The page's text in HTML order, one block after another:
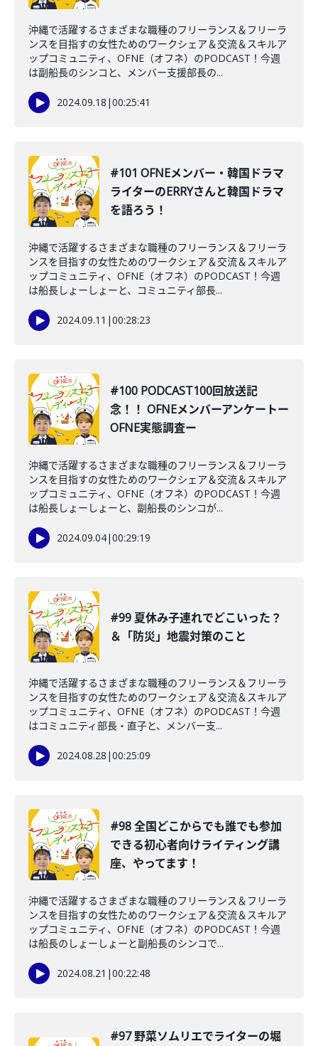
沖縄で活躍するさまざまな職種のフリーランス＆フリーラ
ンスを目指すの女性ためのワークシェア＆交流＆スキルア
ップコミュニティ、OFNE（オフネ）のPODCAST！今週
は副船長のシンコと、メンバー支援部長の...
2024.09.18 |00:25:41
#101 OFNEメンバー・韓国ドラマ
ライターのERRYさんと韓国ドラマ
を語ろう！
沖縄で活躍するさまざまな職種のフリーランス＆フリーラ
ンスを目指すの女性ためのワークシェア＆交流＆スキルア
ップコミュニティ、OFNE（オフネ）のPODCAST！今週
は船長しょーしょーと、コミュニティ部長...
2024.09.11 |00:28:23
#100 PODCAST100回放送記
念！！ OFNEメンバーアンケートー
OFNE実態調査ー
沖縄で活躍するさまざまな職種のフリーランス＆フリーラ
ンスを目指すの女性ためのワークシェア＆交流＆スキルア
ップコミュニティ、OFNE（オフネ）のPODCAST！今週
は船長しょーしょーと、副船長のシンコが...
2024.09.04|00:29:19
#99 夏休み子連れでどこいった？
＆「防災」地震対策のこと
沖縄で活躍するさまざまな職種のフリーランス＆フリーラ
ンスを目指すの女性ためのワークシェア＆交流＆スキルア
ップコミュニティ、OFNE（オフネ）のPODCAST！今週
はコミュニティ部長・直子と、メンバー支...
2024.08.28 |00:25:09
#98 全国どこからでも誰でも参加
できる初心者向けライティング講
座、やってます！
沖縄で活躍するさまざまな職種のフリーランス＆フリーラ
ンスを目指すの女性ためのワークシェア＆交流＆スキルア
ップコミュニティ、OFNE（オフネ）のPODCAST！今週
は船長のしょーしょーと副船長のシンコで...
2024.08.21 |00:22:48
#97 野菜ソムリエでライターの堀